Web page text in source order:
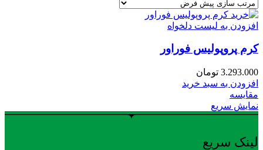
افزودن به لیست دلخواه
کرم پروپولیس فوراور
3.293.000 تومان
افزودن به سبد خرید
مقایسه
نمایش سریع
لینک سریع